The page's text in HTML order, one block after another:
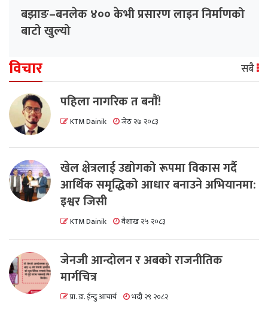
बझाङ–बनलेक ४०० केभी प्रसारण लाइन निर्माणको
बाटो खुल्यो
विचार सबै
पहिला नागरिक त बनाैं!
KTM Dainik जेठ २७ २०८३
खेल क्षेत्रलाई उद्योगको रूपमा विकास गर्दै
आर्थिक समृद्धिको आधार बनाउने अभियानमा:
इश्वर जिसी
KTM Dainik वैशाख २५ २०८३
जेनजी आन्दोलन र अबको राजनीतिक
मार्गचित्र
प्रा. डा. ईन्दु आचार्य भदौ २९ २०८२